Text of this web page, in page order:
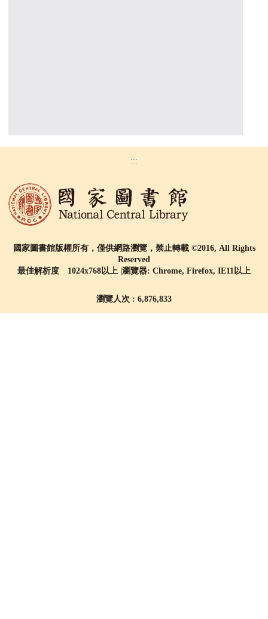
:::
國家圖書館版權所有，僅供網路瀏覽，禁止轉載 ©2016, All Rights
Reserved
最佳解析度 1024x768以上 |瀏覽器: Chrome, Firefox, IE11以上
瀏覽人次 : 6,876,833